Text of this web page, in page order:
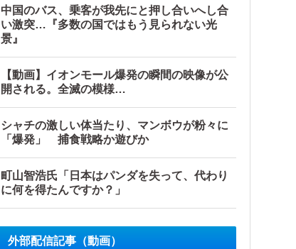
中国のバス、乗客が我先にと押し合いへし合
い激突…『多数の国ではもう見られない光
景』
【動画】イオンモール爆発の瞬間の映像が公
開される。全滅の模様…
シャチの激しい体当たり、マンボウが粉々に
「爆発」 捕食戦略か遊びか
町山智浩氏「日本はパンダを失って、代わり
に何を得たんですか？」
外部配信記事（動画）